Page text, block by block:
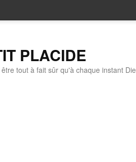
PLACIDE
tout à fait sûr qu'à chaque instant